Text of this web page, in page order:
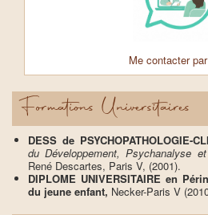
Me contacter
Formations Universitaires
DESS de PSYCHOPATHOLOGIE-
du Développement, Psychanalyse
René Descartes, Paris V, (2001).
DIPLOME UNIVERSITAIRE en
du jeune enfant, Necker-Paris V